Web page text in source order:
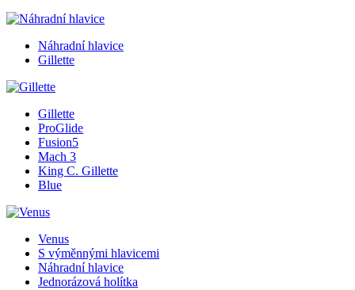
Náhradní hlavice
Gillette
Gillette
ProGlide
Fusion5
Mach 3
King C. Gillette
Blue
Venus
S výměnnými hlavicemi
Náhradní hlavice
Jednorázová holítka